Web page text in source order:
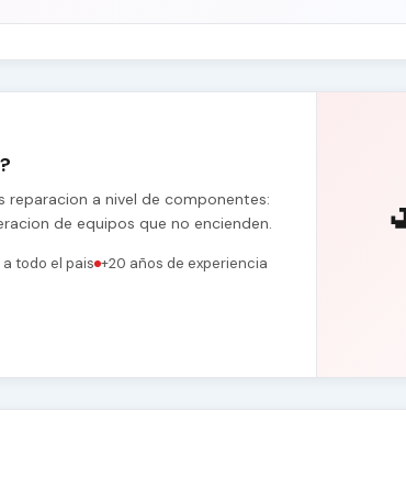
reparacion a nivel de componentes:
de equipos que no encienden.
a todo el pais +20 años de experiencia